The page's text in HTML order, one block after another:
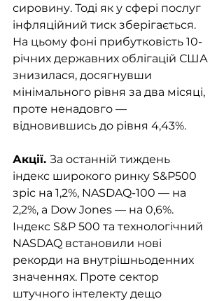
сировину. Тоді як у сфері послуг
інфляційний тиск зберігається.
На цьому фоні прибутковість 10-
річних державних облігацій США
знизилася, досягнувши
мінімального рівня за два місяці,
проте ненадовго —
відновившись до рівня 4,43%.
Акції. За останній тиждень
індекс широкого ринку S&P500
зріс на 1,2%, NASDAQ-100 — на
2,2%, а Dow Jones — на 0,6%.
Індекс S&P 500 та технологічний
NASDAQ встановили нові
рекорди на внутрішньоденних
значеннях. Проте сектор
штучного інтелекту дещо